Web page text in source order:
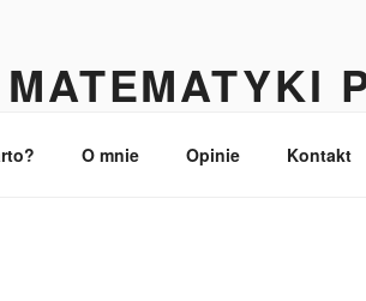
O mnie Opinie Kontakt